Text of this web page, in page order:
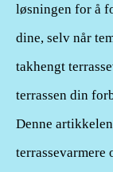
løsningen for å
dine, selv når
takhengt
terrassen din
Denne
terrassevarmere